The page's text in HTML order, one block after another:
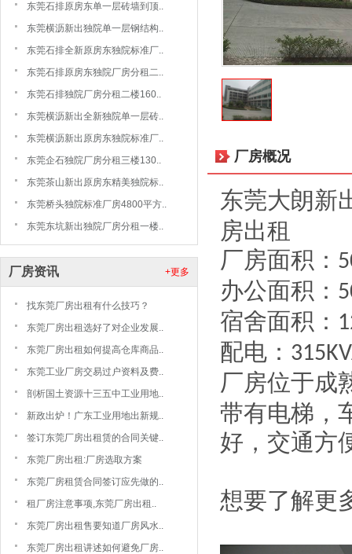
东莞石排原房东单一层砖墙到顶..
东莞横沥新出独院单一层钢结构..
东莞石排全新原房东独院标准厂..
东莞石排原房东独院厂房分租二..
东莞石排独院厂房分租二楼160..
东莞横沥新出全新独院单一层砖..
东莞横沥新出原房东独院标准厂..
东莞企石独院厂房分租三楼130..
东莞茶山新出原房东精美独院标..
东莞桥头独院标准厂房4800平方..
东莞东坑新出独院厂房分租一楼..
+更多
厂房资讯
找东莞厂房出租有什么技巧？
东莞厂房出租选好了对企业发展..
东莞厂房出租如何提高仓库商品..
东莞工业厂房交易过户资料及费..
剖析国土资源十三五中工业用地..
新政出炉！广东工业用地出新规..
签订东莞厂房出租赁的合同关键..
东莞厂房出租:厂房选取方案
东莞厂房租赁合同签订应先做的..
租厂房注意事项,东莞厂房出租..
东莞厂房出租售要知道厂房风水..
东莞厂房出租讲述如何避免厂房..
厂房概况
东莞大朗新
房出租
厂房面积：
办公面积：
宿舍面积：
配电：
厂房位于成
带有电梯，
好，交通方
想要了解更